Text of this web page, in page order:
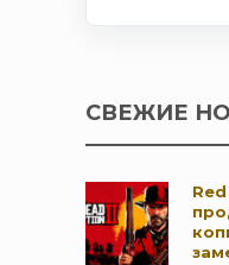
СВЕЖИЕ